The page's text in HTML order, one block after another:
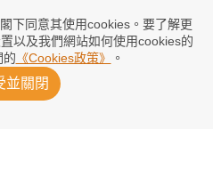
下同意其使用cookies。要了解更
以及我們網站如何使用cookies的
的 《Cookies政策》 。
並關閉
休復出入波：歸隊感覺太好了
04:33